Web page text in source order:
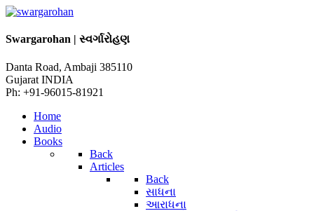
Swargarohan | સ્વર્ગારોહણ
Danta Road, Ambaji 385110
Gujarat INDIA
Ph: +91-96015-81921
Home
Audio
Books
Back
Articles
Back
સાધના
આરાધના